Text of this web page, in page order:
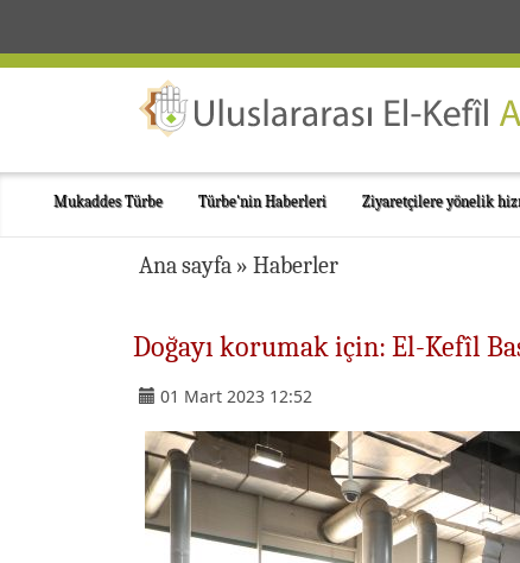
Mukaddes Türbe Türbe'nin Haberleri Ziyaretçilere yönelik
Ana sayfa » Haberler
Doğayı korumak için: El-Kefîl
01 Mart 2023 12:52